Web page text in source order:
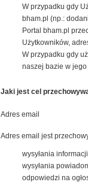
W przypadku gdy
bham.pl (np.:
Portal bham.pl
Użytkowników,
W przypadku gdy
naszej bazie w
Jaki jest cel
Adres email
Adres email jest
wysyłania
wysyłania
odpowiedzi na